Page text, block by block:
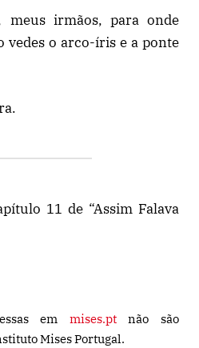
meus irmãos, para onde
vedes o arco-íris e a ponte
11 de “Assim Falava
em mises.ptnão são
Mises Portugal.